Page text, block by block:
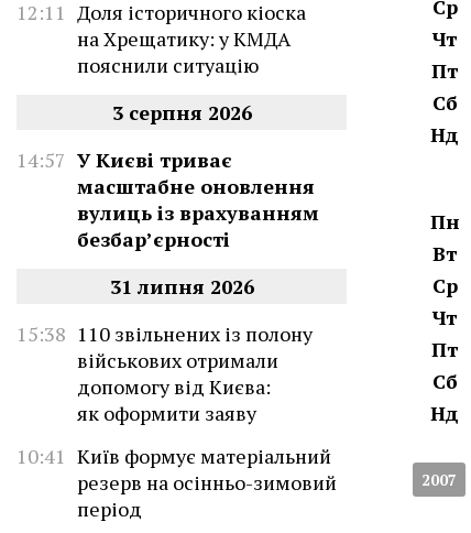
12:11 Доля історичного кіоска
на Хрещатику: у КМДА
пояснили ситуацію
3 серпня 2026
14:57 У Києві триває
масштабне оновлення
вулиць із врахуванням
безбар’єрності
31 липня 2026
15:38 110 звільнених із полону
військових отримали
допомогу від Києва:
як оформити заяву
10:41 Київ формує матеріальний
резерв на осінньо-зимовий
період
Ср
Чт
Пт
Сб
Нд
Пн
Вт
Ср
Чт
Пт
Сб
Нд
2007